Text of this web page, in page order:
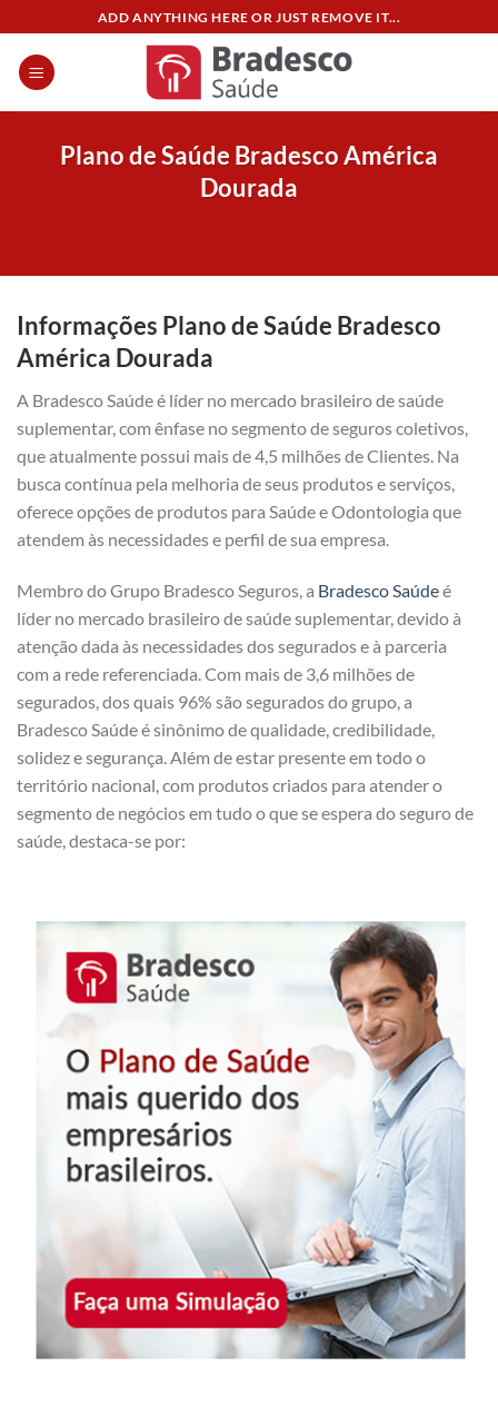
content
ADD ANYTHING HERE OR JUST REMOVE IT...
Plano de Saúde Bradesco América
Dourada
Informações Plano de Saúde Bradesco
América Dourada
A Bradesco Saúde é líder no mercado brasileiro de saúde
suplementar, com ênfase no segmento de seguros coletivos,
que atualmente possui mais de 4,5 milhões de Clientes. Na
busca contínua pela melhoria de seus produtos e serviços,
oferece opções de produtos para Saúde e Odontologia que
atendem às necessidades e perfil de sua empresa.
Membro do Grupo Bradesco Seguros, a Bradesco Saúdeé
líder no mercado brasileiro de saúde suplementar, devido à
atenção dada às necessidades dos segurados e à parceria
com a rede referenciada. Com mais de 3,6 milhões de
segurados, dos quais 96% são segurados do grupo, a
Bradesco Saúde é sinônimo de qualidade, credibilidade,
solidez e segurança. Além de estar presente em todo o
território nacional, com produtos criados para atender o
segmento de negócios em tudo o que se espera do seguro de
saúde, destaca-se por: